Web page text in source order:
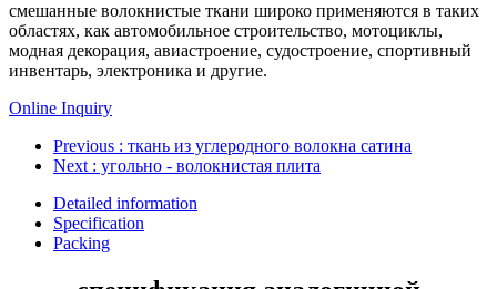
смешанные волокнистые ткани широко применяются в таких
областях, как автомобильное строительство, мотоциклы,
модная декорация, авиастроение, судостроение, спортивный
инвентарь, электроника и другие.
Online Inquiry
Previous : ткань из углеродного волокна сатина
Next : угольно - волокнистая плита
Detailed information
Specification
Packing